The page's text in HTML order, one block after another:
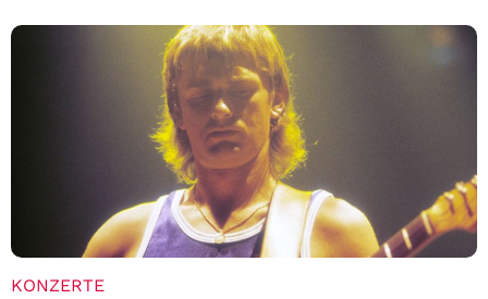
KONZERTE